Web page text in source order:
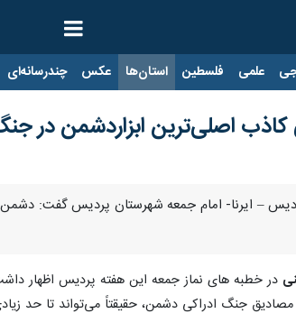
علمی فلسطین استان‌ها عکس چندرسانه‌ای
اصلی‌ترین ابزاردشمن در
– ایرنا- امام جمعه شهرستان پردیس گفت: دشمن
در خطبه های نماز جمعه این هفته پردیس اظهار
جنگ ادراکی دشمن، حقیقتاً می‌تواند تا حد